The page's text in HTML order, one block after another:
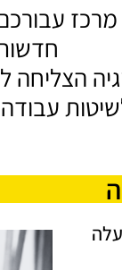
מרכז
הצליחה